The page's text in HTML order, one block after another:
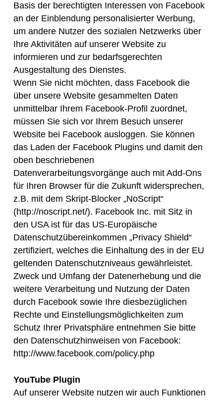
Basis der berechtigten Interessen von Facebook
an der Einblendung personalisierter Werbung,
um andere Nutzer des sozialen Netzwerks über
Ihre Aktivitäten auf unserer Website zu
informieren und zur bedarfsgerechten
Ausgestaltung des Dienstes.
Wenn Sie nicht möchten, dass Facebook die
über unsere Website gesammelten Daten
unmittelbar Ihrem Facebook-Profil zuordnet,
müssen Sie sich vor Ihrem Besuch unserer
Website bei Facebook ausloggen. Sie können
das Laden der Facebook Plugins und damit den
oben beschriebenen
Datenverarbeitungsvorgänge auch mit Add-Ons
für Ihren Browser für die Zukunft widersprechen,
z.B. mit dem Skript-Blocker „NoScript“
(http://noscript.net/). Facebook Inc. mit Sitz in
den USA ist für das US-Europäische
Datenschutzübereinkommen „Privacy Shield“
zertifiziert, welches die Einhaltung des in der EU
geltenden Datenschutzniveaus gewährleistet.
Zweck und Umfang der Datenerhebung und die
weitere Verarbeitung und Nutzung der Daten
durch Facebook sowie Ihre diesbezüglichen
Rechte und Einstellungsmöglichkeiten zum
Schutz Ihrer Privatsphäre entnehmen Sie bitte
den Datenschutzhinweisen von Facebook:
http://www.facebook.com/policy.php
YouTube Plugin
Auf unserer Website nutzen wir auch Funktionen